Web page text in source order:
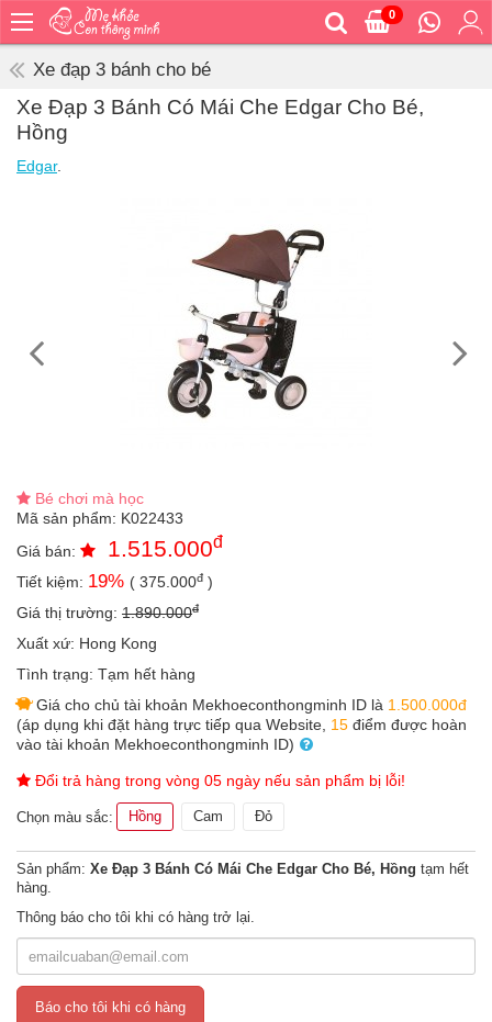
0
Bé
ăn
vệ
ngoài
an
toàn
tắm
Bé
chơi
học
Dành
cho
cho
Đồ
dùng
trong
nhà
Tin
tức
Xe đạp 3 bánh cho bé
Xe Đạp 3 Bánh Có Mái Che Edgar Cho Bé,
Hồng
Edgar.
Bé chơi mà học
Mã sản phẩm: K022433
Giá bán:
1.515.000đ
Tiết kiệm: 19% ( 375.000đ )
Giá thị trường: 1.890.000đ
Xuất xứ: Hong Kong
Tình trạng: Tạm hết hàng
Giá cho chủ tài khoản Mekhoeconthongminh ID là 1.500.000đ
(áp dụng khi đặt hàng trực tiếp qua Website, 15 điểm được hoàn
vào tài khoản Mekhoeconthongminh ID)
Đổi trả hàng trong vòng 05 ngày nếu sản phẩm bị lỗi!
Chọn màu sắc: Hồng Cam Đỏ
Sản phẩm: Xe Đạp 3 Bánh Có Mái Che Edgar Cho Bé, Hồng tạm hết
hàng.
Thông báo cho tôi khi có hàng trở lại.
Báo cho tôi khi có hàng